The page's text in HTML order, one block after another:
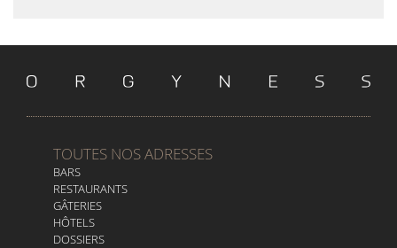
TOUTES NOS ADRESSES
BARS
RESTAURANTS
GÂTERIES
HÔTELS
DOSSIERS